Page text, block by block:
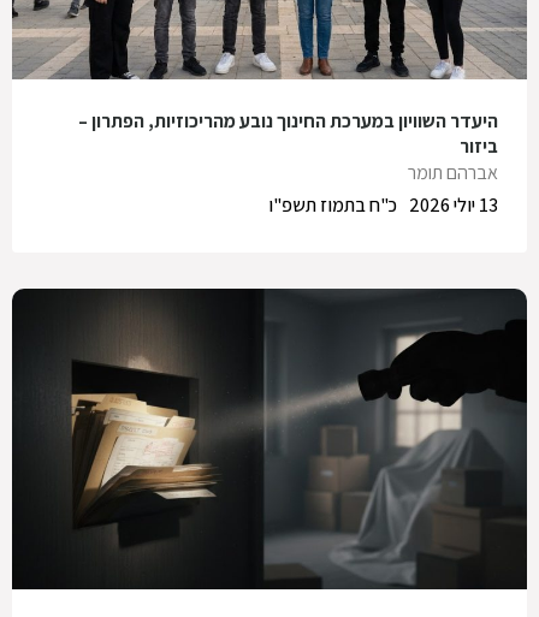
היעדר השוויון במערכת החינוך נובע מהריכוזיות, הפתרון –
ביזור
אברהם תומר
כ"ח בתמוז תשפ"ו
13 יולי 2026